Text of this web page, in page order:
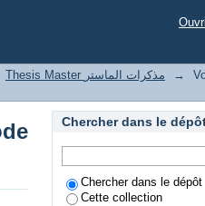
scoring
Thesis Master مذكرات الماستر →
Chercher dans le
Chercher dans le dépôt
Cette collection